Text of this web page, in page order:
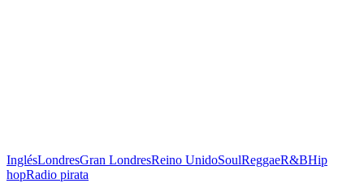
InglésLondresGran LondresReino UnidoSoulReggaeR&BHip
hopRadio pirata